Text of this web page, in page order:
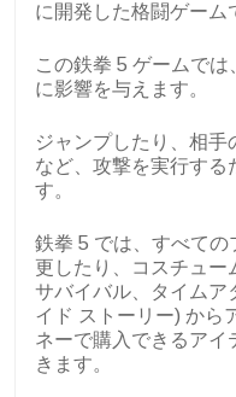
に開発した格闘ゲーム
この鉄拳 5 ゲームで
に影響を与えます。
ジャンプしたり、相手
など、攻撃を実行する
す。
鉄拳 5 では、すべて
更したり、コスチュー
サバイバル、タイムア
イド ストーリー) から
ネーで購入できるアイ
きます。